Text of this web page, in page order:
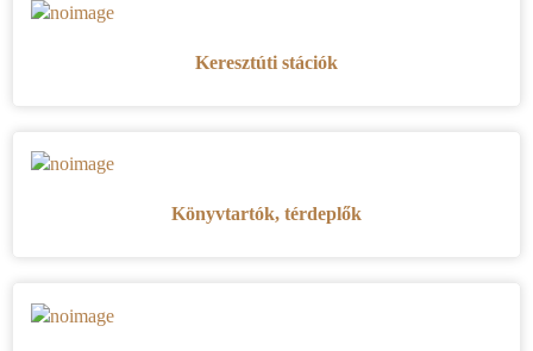
Keresztúti stációk
Könyvtartók, térdeplők